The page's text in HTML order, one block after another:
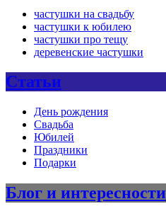
частушки на свадьбу
частушки к юбилею
частушки про тещу
деревенские частушки
Статьи
День рождения
Свадьба
Юбилей
Праздники
Подарки
Блог и интересности